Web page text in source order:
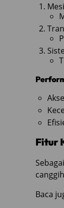
Fitur
Baca